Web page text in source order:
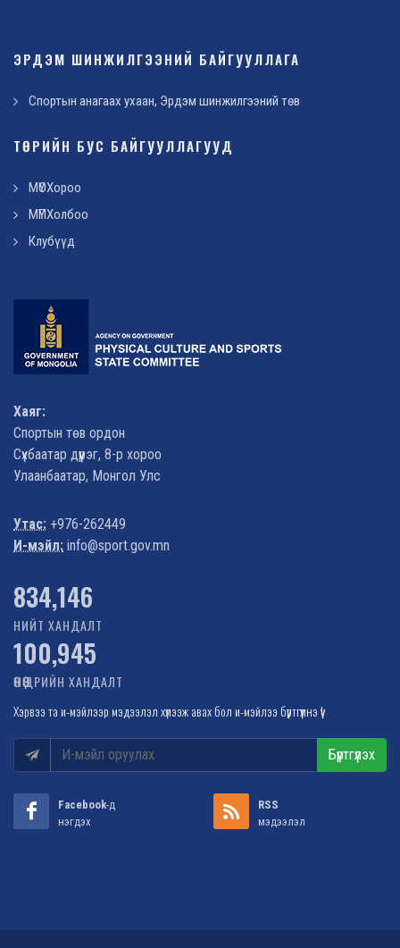
ЭРДЭМ ШИНЖИЛГЭЭНИЙ БАЙГУУЛЛАГА
Спортын анагаах ухаан, Эрдэм шинжилгээний төв
ТӨРИЙН БУС БАЙГУУЛЛАГУУД
МҮОХороо
МҮПХолбоо
Клубүүд
Хаяг:
Спортын төв ордон
Сүхбаатар дүүрэг, 8-р хороо
Улаанбаатар, Монгол Улс
Утас: +976-262449
И-мэйл: info@sport.gov.mn
1,022,502
НИЙТ ХАНДАЛТ
100,945
ӨНӨӨДРИЙН ХАНДАЛТ
Хэрвээ та и-мэйлээр мэдээлэл хүлээж авах бол и-мэйлээ бүртгүүлнэ үү!
Бүртгүүлэх
Facebook-д
нэгдэх
RSS
мэдээлэл